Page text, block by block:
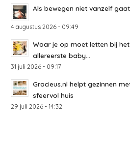
Als bewegen niet vanzelf
4 augustus 2026 - 09:49
Waar je op moet letten bij
allereerste baby...
31 juli 2026 - 09:17
Gracieus.nl helpt gezinnen
sfeervol huis
29 juli 2026 - 14:32